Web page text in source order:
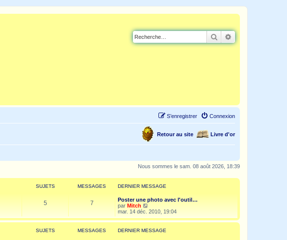
Rechercher
Connexion
S’enregistrer
Livre d'or
Retour au site
Nous sommes le sam. 08 août 2026, 18:39
SUJETS MESSAGES DERNIER MESSAGE
5 7
Poster une photo avec l'outil…
par Mitch
o
i
r
l
mar. 14 déc. 2010, 19:04
SUJETS MESSAGES DERNIER MESSAGE